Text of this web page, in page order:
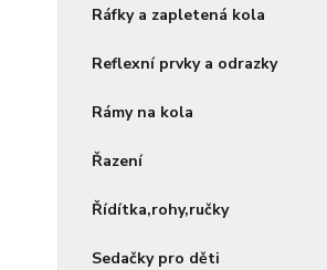
Ráfky a zapletená kola
Reflexní prvky a odrazky
Rámy na kola
Řazení
Řídítka,rohy,ručky
Sedačky pro děti